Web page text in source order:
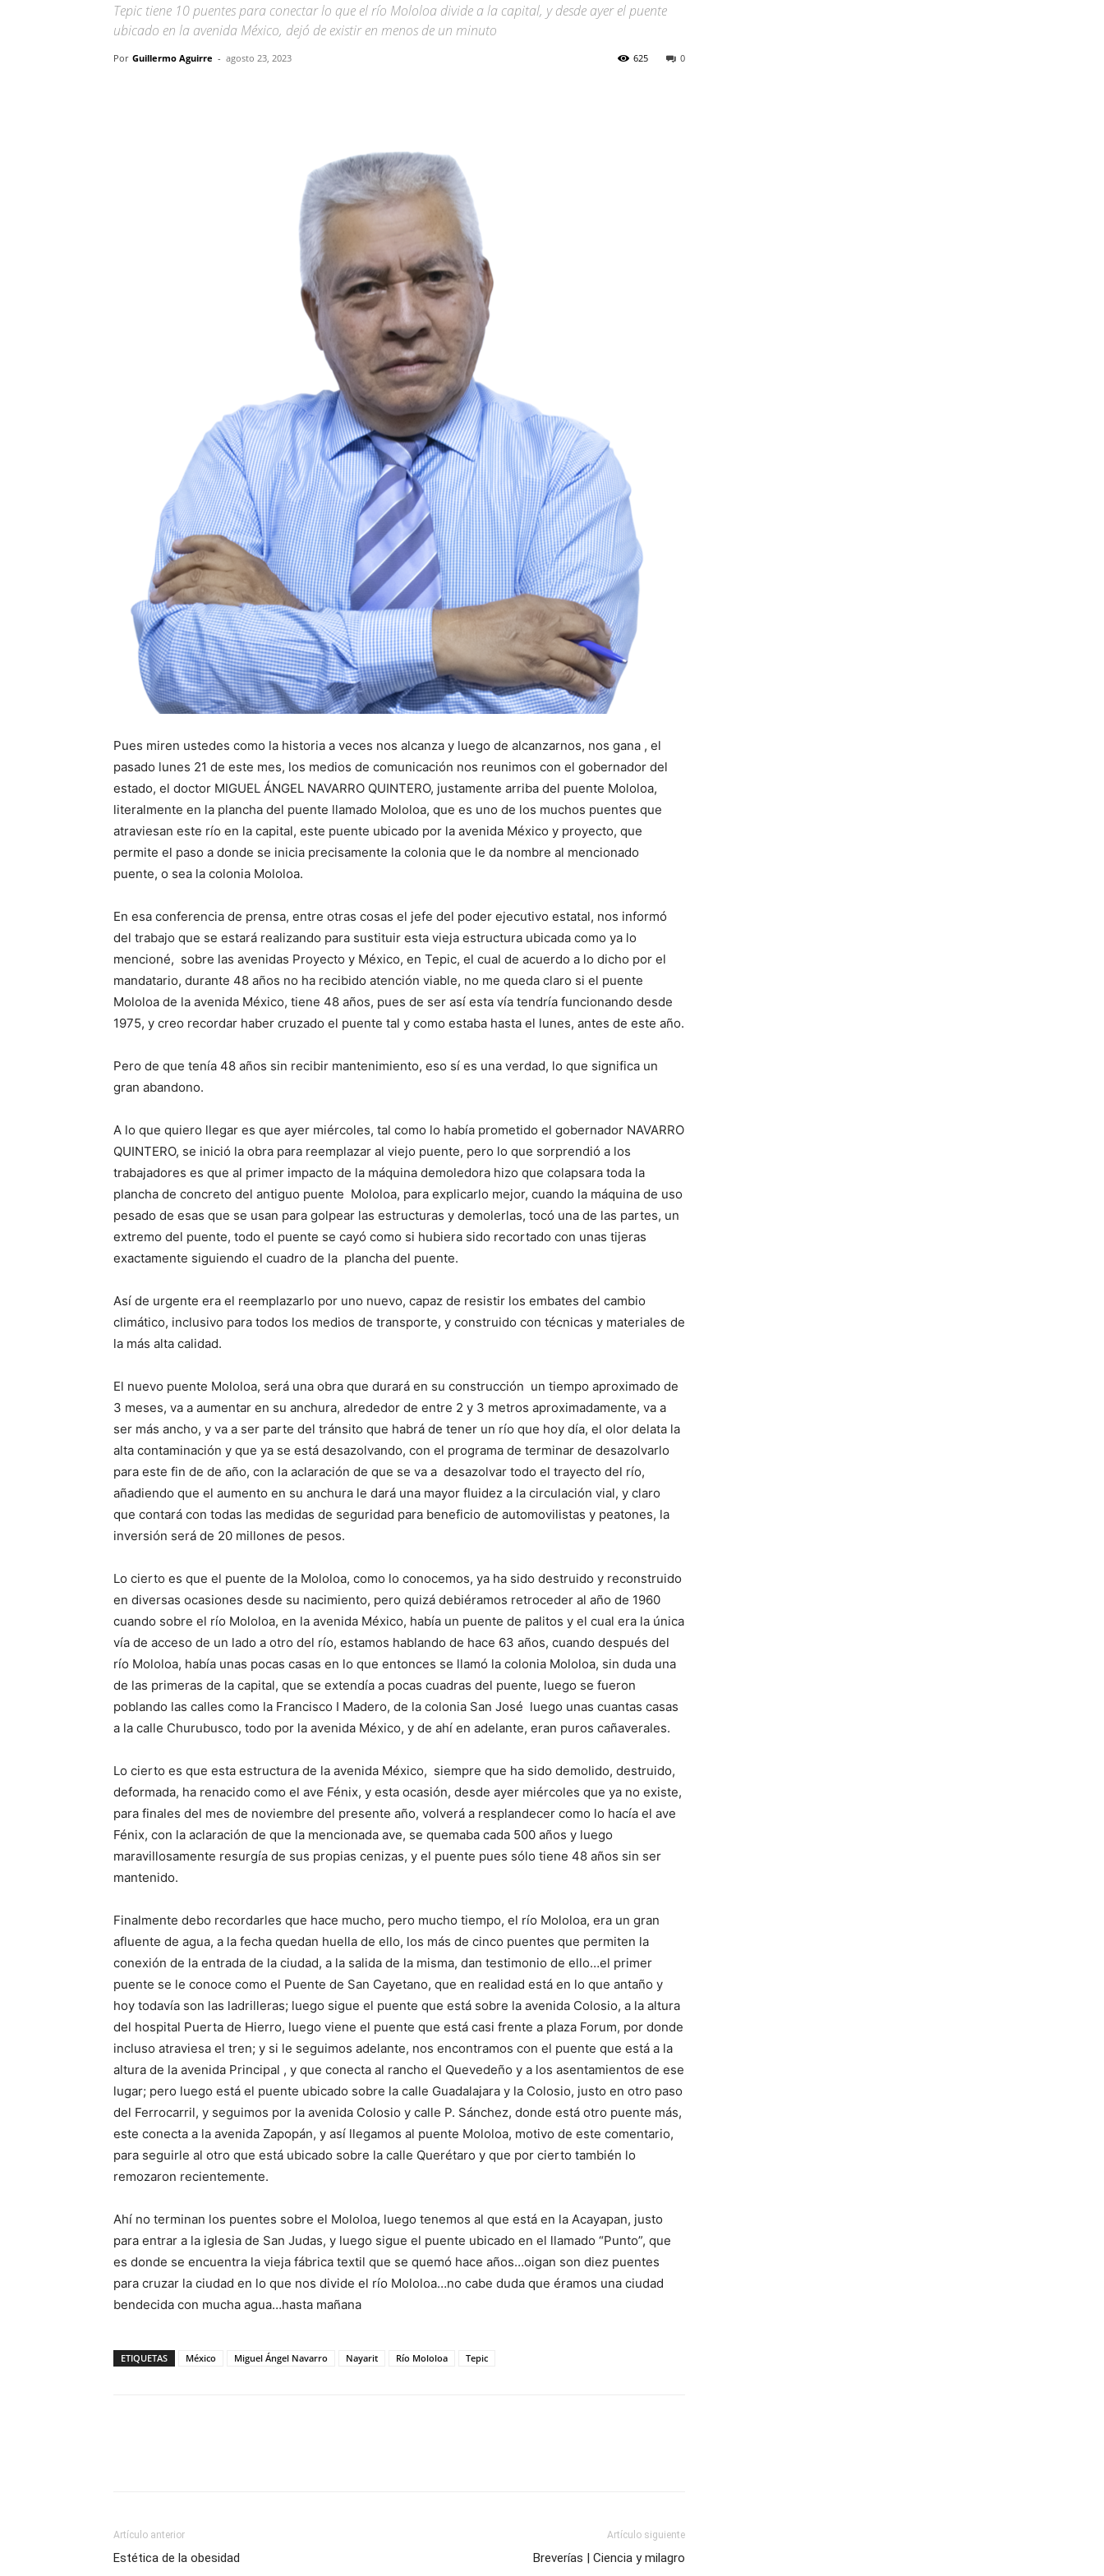
Tepic tiene 10 puentes para conectar lo que el río Mololoa divide a la capital, y desde ayer el puente
ubicado en la avenida México, dejó de existir en menos de un minuto
Por Guillermo Aguirre - agosto 23, 2023 0
625
Pues miren ustedes como la historia a veces nos alcanza y luego de alcanzarnos, nos gana , el
pasado lunes 21 de este mes, los medios de comunicación nos reunimos con el gobernador del
estado, el doctor MIGUEL ÁNGEL NAVARRO QUINTERO, justamente arriba del puente Mololoa,
literalmente en la plancha del puente llamado Mololoa, que es uno de los muchos puentes que
atraviesan este río en la capital, este puente ubicado por la avenida México y proyecto, que
permite el paso a donde se inicia precisamente la colonia que le da nombre al mencionado
puente, o sea la colonia Mololoa.
En esa conferencia de prensa, entre otras cosas el jefe del poder ejecutivo estatal, nos informó
del trabajo que se estará realizando para sustituir esta vieja estructura ubicada como ya lo
mencioné, sobre las avenidas Proyecto y México, en Tepic, el cual de acuerdo a lo dicho por el
mandatario, durante 48 años no ha recibido atención viable, no me queda claro si el puente
Mololoa de la avenida México, tiene 48 años, pues de ser así esta vía tendría funcionando desde
1975, y creo recordar haber cruzado el puente tal y como estaba hasta el lunes, antes de este año.
Pero de que tenía 48 años sin recibir mantenimiento, eso sí es una verdad, lo que significa un
gran abandono.
A lo que quiero llegar es que ayer miércoles, tal como lo había prometido el gobernador NAVARRO
QUINTERO, se inició la obra para reemplazar al viejo puente, pero lo que sorprendió a los
trabajadores es que al primer impacto de la máquina demoledora hizo que colapsara toda la
plancha de concreto del antiguo puente Mololoa, para explicarlo mejor, cuando la máquina de uso
pesado de esas que se usan para golpear las estructuras y demolerlas, tocó una de las partes, un
extremo del puente, todo el puente se cayó como si hubiera sido recortado con unas tijeras
exactamente siguiendo el cuadro de la plancha del puente.
Así de urgente era el reemplazarlo por uno nuevo, capaz de resistir los embates del cambio
climático, inclusivo para todos los medios de transporte, y construido con técnicas y materiales de
la más alta calidad.
El nuevo puente Mololoa, será una obra que durará en su construcción un tiempo aproximado de
3 meses, va a aumentar en su anchura, alrededor de entre 2 y 3 metros aproximadamente, va a
ser más ancho, y va a ser parte del tránsito que habrá de tener un río que hoy día, el olor delata la
alta contaminación y que ya se está desazolvando, con el programa de terminar de desazolvarlo
para este fin de de año, con la aclaración de que se va a desazolvar todo el trayecto del río,
añadiendo que el aumento en su anchura le dará una mayor fluidez a la circulación vial, y claro
que contará con todas las medidas de seguridad para beneficio de automovilistas y peatones, la
inversión será de 20 millones de pesos.
Lo cierto es que el puente de la Mololoa, como lo conocemos, ya ha sido destruido y reconstruido
en diversas ocasiones desde su nacimiento, pero quizá debiéramos retroceder al año de 1960
cuando sobre el río Mololoa, en la avenida México, había un puente de palitos y el cual era la única
vía de acceso de un lado a otro del río, estamos hablando de hace 63 años, cuando después del
río Mololoa, había unas pocas casas en lo que entonces se llamó la colonia Mololoa, sin duda una
de las primeras de la capital, que se extendía a pocas cuadras del puente, luego se fueron
poblando las calles como la Francisco I Madero, de la colonia San José luego unas cuantas casas
a la calle Churubusco, todo por la avenida México, y de ahí en adelante, eran puros cañaverales.
Lo cierto es que esta estructura de la avenida México, siempre que ha sido demolido, destruido,
deformada, ha renacido como el ave Fénix, y esta ocasión, desde ayer miércoles que ya no existe,
para finales del mes de noviembre del presente año, volverá a resplandecer como lo hacía el ave
Fénix, con la aclaración de que la mencionada ave, se quemaba cada 500 años y luego
maravillosamente resurgía de sus propias cenizas, y el puente pues sólo tiene 48 años sin ser
mantenido.
Finalmente debo recordarles que hace mucho, pero mucho tiempo, el río Mololoa, era un gran
afluente de agua, a la fecha quedan huella de ello, los más de cinco puentes que permiten la
conexión de la entrada de la ciudad, a la salida de la misma, dan testimonio de ello…el primer
puente se le conoce como el Puente de San Cayetano, que en realidad está en lo que antaño y
hoy todavía son las ladrilleras; luego sigue el puente que está sobre la avenida Colosio, a la altura
del hospital Puerta de Hierro, luego viene el puente que está casi frente a plaza Forum, por donde
incluso atraviesa el tren; y si le seguimos adelante, nos encontramos con el puente que está a la
altura de la avenida Principal , y que conecta al rancho el Quevedeño y a los asentamientos de ese
lugar; pero luego está el puente ubicado sobre la calle Guadalajara y la Colosio, justo en otro paso
del Ferrocarril, y seguimos por la avenida Colosio y calle P. Sánchez, donde está otro puente más,
este conecta a la avenida Zapopán, y así llegamos al puente Mololoa, motivo de este comentario,
para seguirle al otro que está ubicado sobre la calle Querétaro y que por cierto también lo
remozaron recientemente.
Ahí no terminan los puentes sobre el Mololoa, luego tenemos al que está en la Acayapan, justo
para entrar a la iglesia de San Judas, y luego sigue el puente ubicado en el llamado “Punto”, que
es donde se encuentra la vieja fábrica textil que se quemó hace años…oigan son diez puentes
para cruzar la ciudad en lo que nos divide el río Mololoa…no cabe duda que éramos una ciudad
bendecida con mucha agua…hasta mañana
ETIQUETAS México Miguel Ángel Navarro Nayarit Río Mololoa Tepic
Artículo anterior
Estética de la obesidad
Artículo siguiente
Breverías | Ciencia y milagro